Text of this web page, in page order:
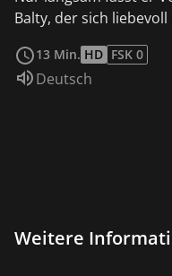
Balty, der sich
13 Min. HD FSK 0
Sprache:
Deutsch
Weitere